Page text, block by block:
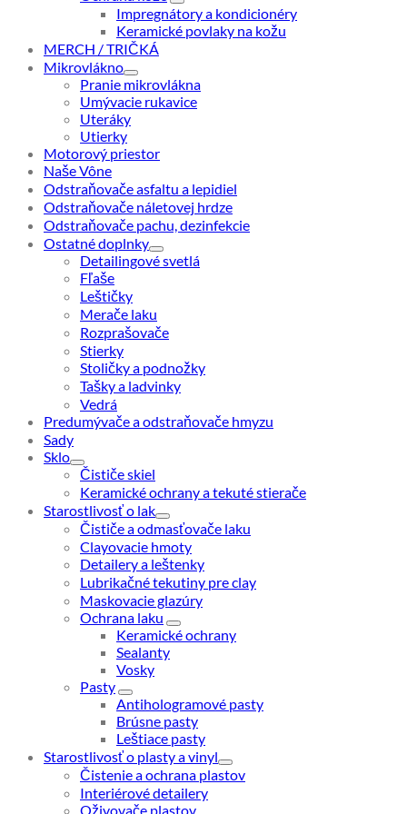
Impregnátory a kondicionéry
Keramické povlaky na kožu
MERCH / TRIČKÁ
Mikrovlákno
Pranie mikrovlákna
Umývacie rukavice
Uteráky
Utierky
Motorový priestor
Naše Vône
Odstraňovače asfaltu a lepidiel
Odstraňovače náletovej hrdze
Odstraňovače pachu, dezinfekcie
Ostatné doplnky
Detailingové svetlá
Fľaše
Leštičky
Merače laku
Rozprašovače
Stierky
Stoličky a podnožky
Tašky a ladvinky
Vedrá
Predumývače a odstraňovače hmyzu
Sady
Sklo
Čističe skiel
Keramické ochrany a tekuté stierače
Starostlivosť o lak
Čističe a odmasťovače laku
Clayovacie hmoty
Detailery a leštenky
Lubrikačné tekutiny pre clay
Maskovacie glazúry
Ochrana laku
Keramické ochrany
Sealanty
Vosky
Pasty
Antihologramové pasty
Brúsne pasty
Leštiace pasty
Starostlivosť o plasty a vinyl
Čistenie a ochrana plastov
Interiérové detailery
Oživovače plastov